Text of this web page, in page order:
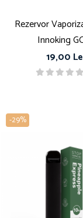
Rezervor
Innoking
19,00
-29%